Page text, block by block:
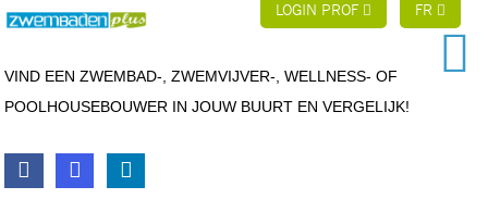
LOGIN PROF FR
VIND EEN ZWEMBAD-, ZWEMVIJVER-, WELLNESS- OF
POOLHOUSEBOUWER IN JOUW BUURT EN VERGELIJK!